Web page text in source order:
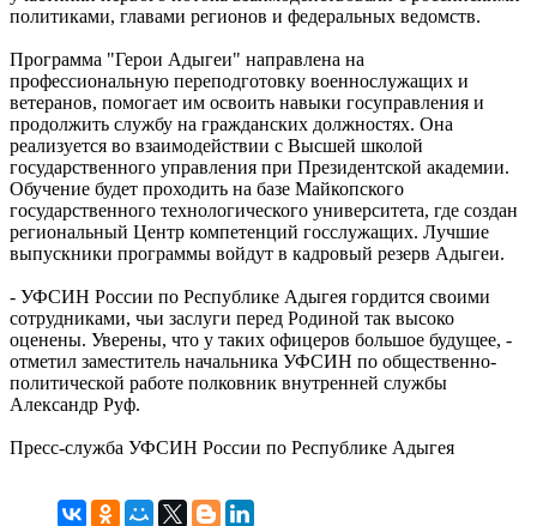
политиками, главами регионов и федеральных ведомств.
Программа "Герои Адыгеи" направлена на
профессиональную переподготовку военнослужащих и
ветеранов, помогает им освоить навыки госуправления и
продолжить службу на гражданских должностях. Она
реализуется во взаимодействии с Высшей школой
государственного управления при Президентской академии.
Обучение будет проходить на базе Майкопского
государственного технологического университета, где создан
региональный Центр компетенций госслужащих. Лучшие
выпускники программы войдут в кадровый резерв Адыгеи.
- УФСИН России по Республике Адыгея гордится своими
сотрудниками, чьи заслуги перед Родиной так высоко
оценены. Уверены, что у таких офицеров большое будущее, -
отметил заместитель начальника УФСИН по общественно-
политической работе полковник внутренней службы
Александр Руф.
Пресс-служба УФСИН России по Республике Адыгея